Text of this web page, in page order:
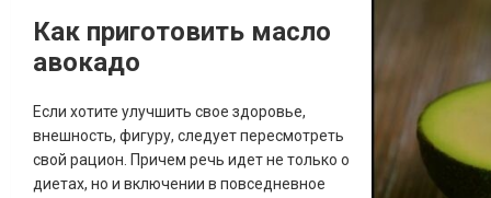
преимуществ: Жаропро...
Как приготовить масло
авокадо
Если хотите улучшить свое здоровье,
внешность, фигуру, следует пересмотреть
свой рацион. Причем речь идет не только о
диетах, но и включении в повседневное